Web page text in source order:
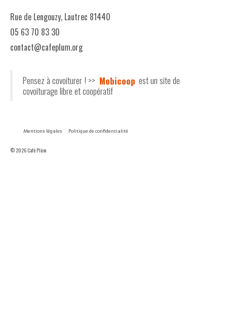
Rue de Lengouzy, Lautrec 81440
05 63 70 83 30
contact@cafeplum.org
Pensez à covoiturer ! >> Mobicoop est un site de
covoiturage libre et coopératif
Mentions légales Politique de confidentialité
© 2026 Café Plùm